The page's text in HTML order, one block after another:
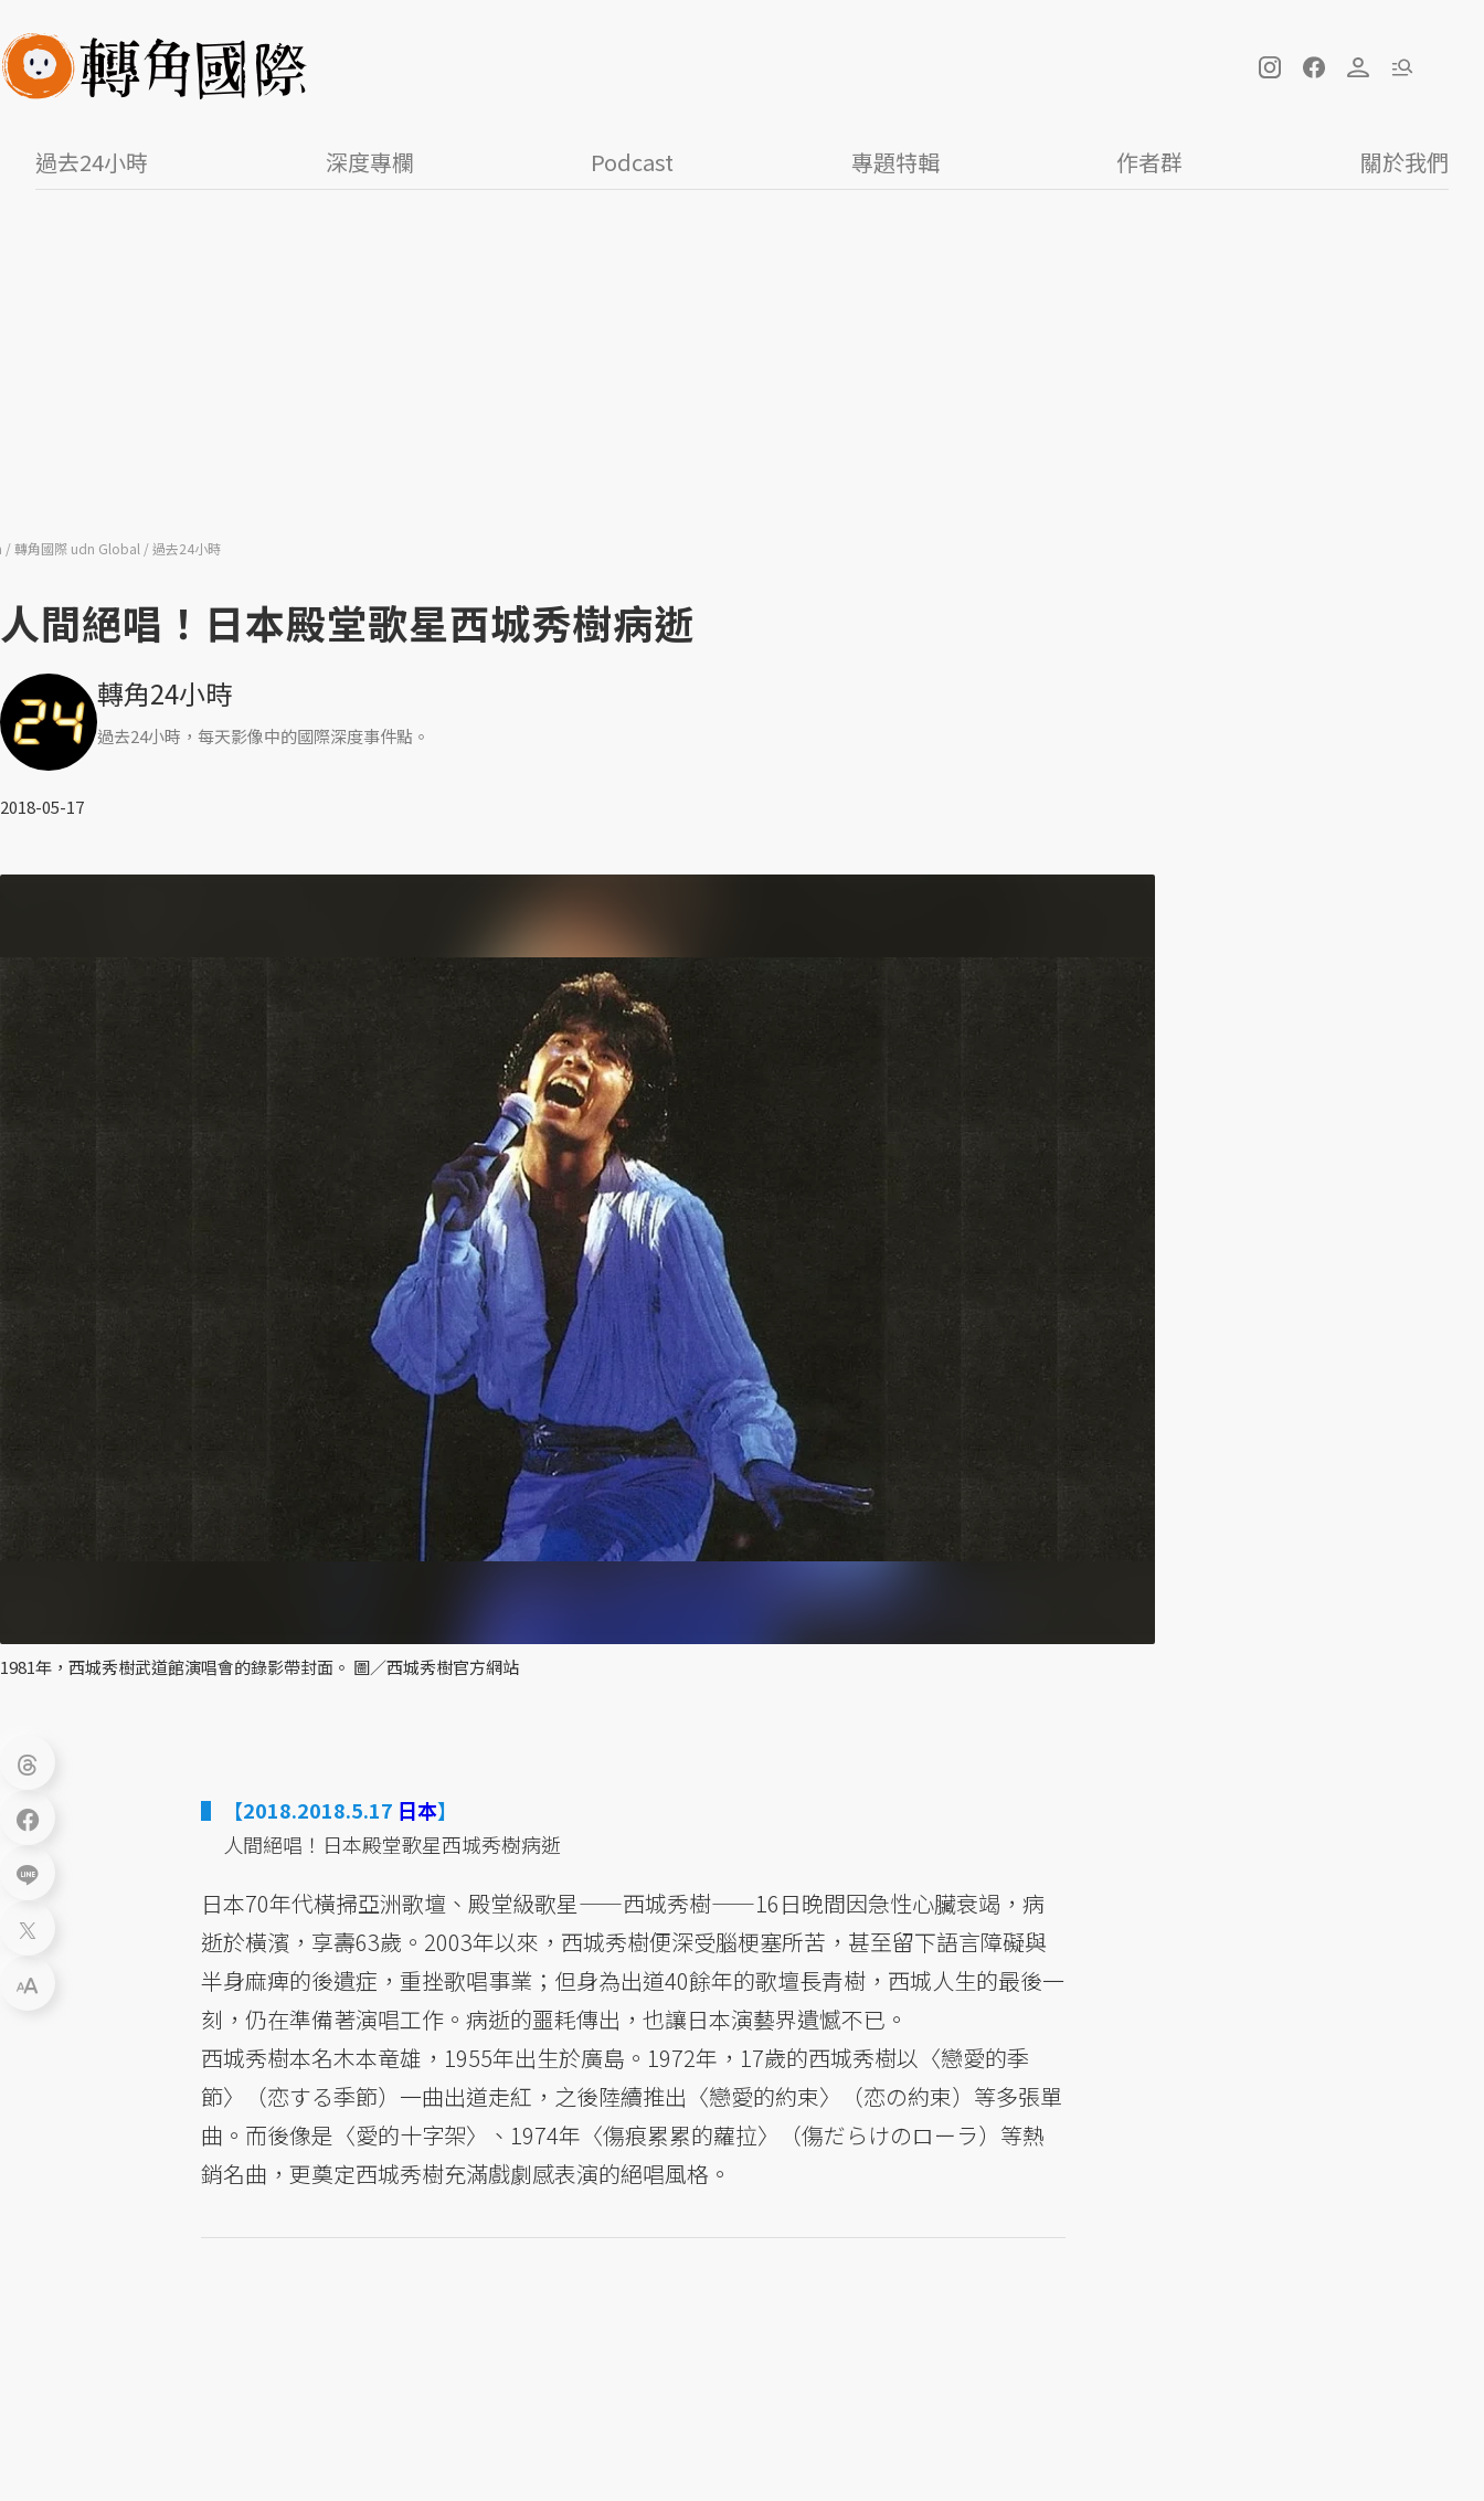
過去24小時 深度專欄 Podcast 專題特輯 作者群 關於我們
轉角國際 udn Global 過去24小時
人間絕唱！日本殿堂歌星西城秀樹病逝
轉角24小時
過去24小時，每天影像中的國際深度事件點。
2018-05-17
1981年，西城秀樹武道館演唱會的錄影帶封面。 圖／西城秀樹官方網站
【2018.2018.5.17 日本】
人間絕唱！日本殿堂歌星西城秀樹病逝
日本70年代橫掃亞洲歌壇、殿堂級歌星——西城秀樹——16日晚間因急性心臟衰竭，病
逝於橫濱，享壽63歲。2003年以來，西城秀樹便深受腦梗塞所苦，甚至留下語言障礙與
半身麻痺的後遺症，重挫歌唱事業；但身為出道40餘年的歌壇長青樹，西城人生的最後一
刻，仍在準備著演唱工作。病逝的噩耗傳出，也讓日本演藝界遺憾不已。
西城秀樹本名木本竜雄，1955年出生於廣島。1972年，17歲的西城秀樹以〈戀愛的季
節〉（恋する季節）一曲出道走紅，之後陸續推出〈戀愛的約束〉（恋の約束）等多張單
曲。而後像是〈愛的十字架〉、1974年〈傷痕累累的蘿拉〉（傷だらけのローラ）等熱
銷名曲，更奠定西城秀樹充滿戲劇感表演的絕唱風格。